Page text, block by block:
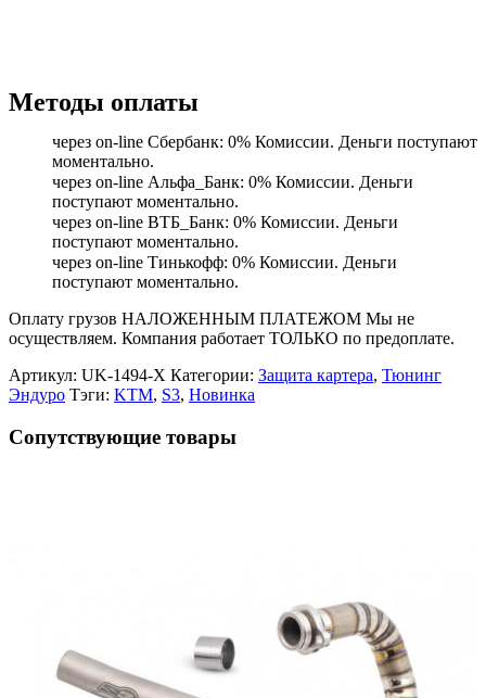
Методы оплаты
через on-line Сбербанк: 0% Комиссии. Деньги поступают
моментально.
через on-line Альфа_Банк: 0% Комиссии. Деньги
поступают моментально.
через on-line ВТБ_Банк: 0% Комиссии. Деньги
поступают моментально.
через on-line Тинькофф: 0% Комиссии. Деньги
поступают моментально.
Оплату грузов НАЛОЖЕННЫМ ПЛАТЕЖОМ Мы не
осуществляем. Компания работает ТОЛЬКО по предоплате.
Артикул: UK-1494-X Категории: Защита картера, Тюнинг
Эндуро Тэги: KTM, S3, Новинка
Сопутствующие товары